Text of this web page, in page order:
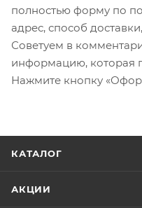
полностью форму по
адрес, способ
Советуем в
информацию, которая
Нажмите кнопку
КАТАЛОГ
АКЦИИ